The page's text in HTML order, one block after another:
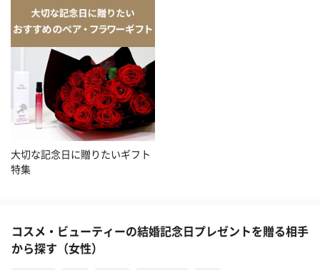
大切な記念日に贈りたいギフト
特集
コスメ・ビューティーの結婚記念日プレゼントを贈る相手
から探す（女性）